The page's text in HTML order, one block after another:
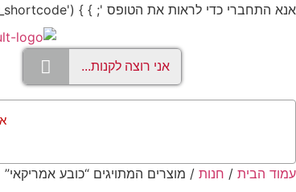
אנא התחברי כדי לראות את הטופס '; } } add_shortcode('members_only', 'members_only_shortcode');
עמוד הבית / חנות / מוצרים המתויגים “כובע אמריקאי”